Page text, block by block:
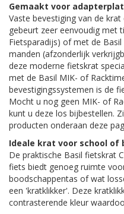
Gemaakt voor
Vaste bevestiging van de
gebeurt zeer eenvoudig met
Fietsparadijs) of met de Basil
manden (afzonderlijk
deze moderne fietskrat
met de Basil MIK- of
bevestigingssystemen is de
Mocht u nog geen MIK- of
kunt u deze los bijbestellen.
producten onderaan deze
Ideale krat voor school of
De praktische Basil fietskrat
fiets biedt genoeg ruimte
boodschappentas of wat
een 'kratklikker'. Deze
contrasterende kleur